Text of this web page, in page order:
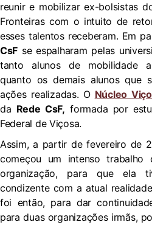
reunir e mobilizar ex-bolsistas
Fronteiras com o intuito de
esses talentos receberam. Em
CsF se espalharam pelas
tanto alunos de mobilidade
quanto os demais alunos que
ações realizadas. O Núcleo
da Rede CsF, formada por
Federal de Viçosa.
Assim, a partir de fevereiro de
começou um intenso
organização, para que ela
condizente com a atual
foi então, para dar
para duas organizações irmãs,